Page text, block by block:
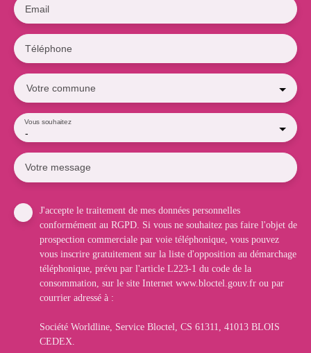
Email
Téléphone
Votre commune
-
Vous souhaitez
Votre message
J'accepte le traitement de mes données personnelles
conformément au RGPD. Si vous ne souhaitez pas faire l'objet de
prospection commerciale par voie téléphonique, vous pouvez
vous inscrire gratuitement sur la liste d'opposition au démarchage
téléphonique, prévu par l'article L223-1 du code de la
consommation, sur le site Internet www.bloctel.gouv.fr ou par
courrier adressé à :
Société Worldline, Service Bloctel, CS 61311, 41013 BLOIS
CEDEX.